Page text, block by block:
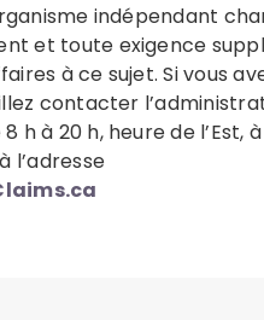
indépendant
et toute exigence
à ce sujet. Si vous
contacter
h à 20 h, heure de l’Est,
l’adresse